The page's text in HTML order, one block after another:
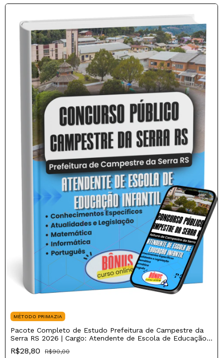
MÉTODO PRIMAZIA
Pacote Completo de Estudo Prefeitura de Campestre da
Serra RS 2026 | Cargo: Atendente de Escola de Educação
Infantil
R$28,80
R$90,00